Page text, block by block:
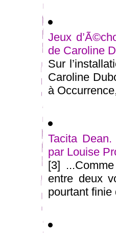
Jeux
de Caroline
Sur
Caroline
à
Tacita
par Louise
[3]
entre deux
pourtant finie